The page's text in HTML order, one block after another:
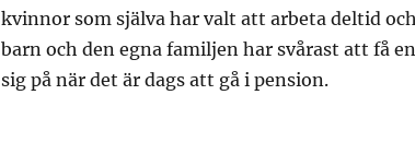
kvinnor som själva har valt att arbeta deltid
barn och den egna familjen har svårast att få
sig på när det är dags att gå i pension.